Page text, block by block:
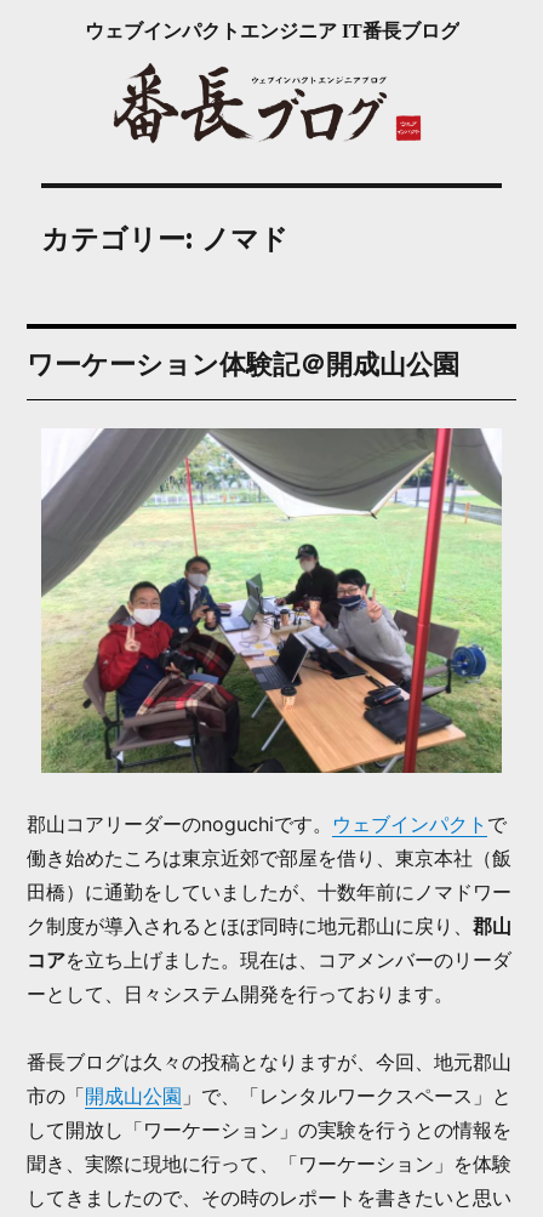
ウェブインパクトエンジニア IT番長ブログ
カテゴリー: ノマド
ワーケーション体験記＠開成山公園
郡山コアリーダーのnoguchiです。 ウェブインパクト で
働き始めたころは東京近郊で部屋を借り、東京本社（飯
田橋）に通勤をしていましたが、十数年前にノマドワー
ク制度が導入されるとほぼ同時に地元郡山に戻り、郡山
コアを立ち上げました。現在は、コアメンバーのリーダ
ーとして、日々システム開発を行っております。
番長ブログは久々の投稿となりますが、今回、地元郡山
市の「開成山公園 」で、「レンタルワークスペース」と
して開放し「ワーケーション」の実験を行うとの情報を
聞き、実際に現地に行って、「ワーケーション」を体験
してきましたので、その時のレポートを書きたいと思い